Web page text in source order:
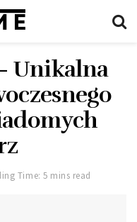
Unikalna
Time: 5 mins read